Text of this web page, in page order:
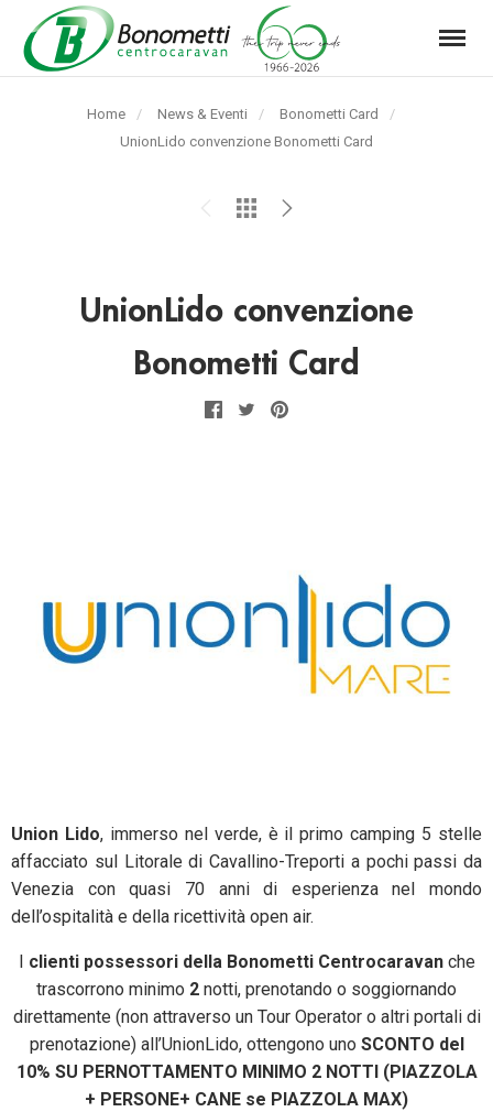
Automarket
Bonometti
Menu
Home News & Eventi
Bonometti Card
Pagina
UnionLido convenzione Bonometti Card
UnionLido convenzione
Bonometti Card
Union Lido, immerso nel verde, è il primo camping 5 stelle
affacciato sul Litorale di Cavallino-Treporti a pochi passi da
Venezia con quasi 70 anni di esperienza nel mondo
dell’ospitalità e della ricettività open air.
clienti possessori della Bonometti Centrocaravan che
trascorrono minimo 2 notti, prenotando o soggiornando
direttamente (non attraverso un Tour Operator o altri portali di
prenotazione) all’UnionLido, ottengono uno SCONTO del
10% SU PERNOTTAMENTO MINIMO 2 NOTTI (PIAZZOLA
+ PERSONE+ CANE se PIAZZOLA MAX)